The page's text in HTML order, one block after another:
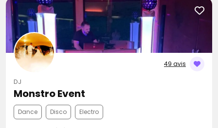
49 avis
DJ
Monstro Event
Dance Disco Electro